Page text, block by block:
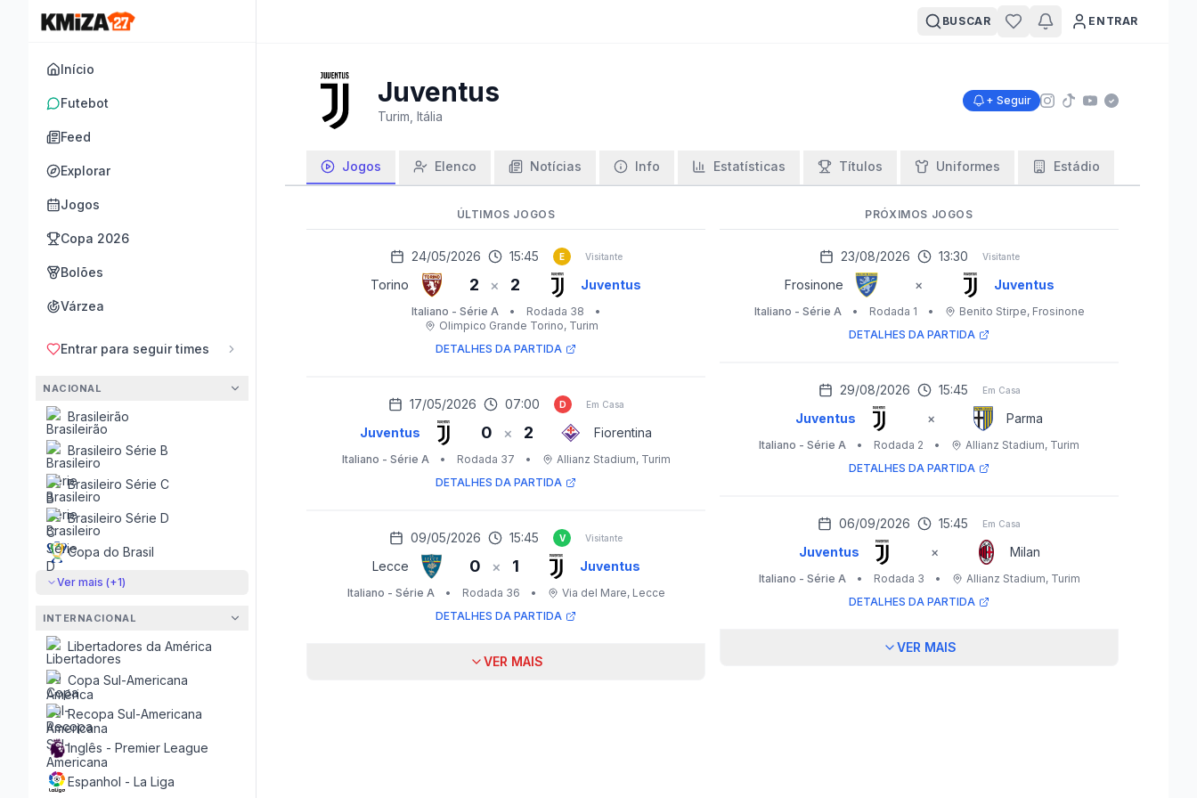
Início
Futebot
Feed
Explorar
Jogos
Copa 2026
Bolões
Várzea
Entrar para seguir times
NACIONAL
Brasileirão
Brasileiro Série B
Brasileiro Série C
Brasileiro Série D
Copa do Brasil
Ver mais (+1)
INTERNACIONAL
Libertadores da América
Copa Sul-Americana
Recopa Sul-Americana
Inglês - Premier League
Espanhol - La Liga
BUSCAR ENTRAR
Juventus
Turim, Itália
+ Seguir
Jogos Elenco Notícias Info Estatísticas Títulos Uniformes Estádio
ÚLTIMOS JOGOS
24/05/2026 15:45 E Visitante
Torino 2 × 2 Juventus
Italiano - Série A • Rodada 38
•
Olimpico Grande Torino, Turim
DETALHES DA PARTIDA
17/05/2026 07:00 D Em Casa
Juventus 0 × 2 Fiorentina
Italiano - Série A • Rodada 37 • Allianz Stadium, Turim
DETALHES DA PARTIDA
09/05/2026 15:45 V Visitante
Lecce 0 × 1 Juventus
Italiano - Série A • Rodada 36 • Via del Mare, Lecce
DETALHES DA PARTIDA
VER MAIS
PRÓXIMOS JOGOS
23/08/2026 13:30 Visitante
Frosinone × Juventus
Italiano - Série A • Rodada 1 • Benito Stirpe, Frosinone
DETALHES DA PARTIDA
29/08/2026 15:45 Em Casa
Juventus × Parma
Italiano - Série A • Rodada 2 • Allianz Stadium, Turim
DETALHES DA PARTIDA
06/09/2026 15:45 Em Casa
Juventus × Milan
Italiano - Série A • Rodada 3 • Allianz Stadium, Turim
DETALHES DA PARTIDA
VER MAIS